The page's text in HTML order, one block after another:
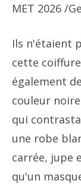
MET 2026 /
Ils n'étaient
cette
également
couleur
qui
une robe
carrée, jupe
qu'un